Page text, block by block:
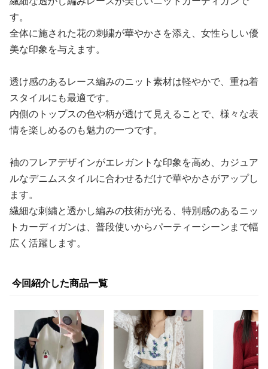
す。
全体に施された花の刺繍が華やかさを添え、女性らしい優
美な印象を与えます。
透け感のあるレース編みのニット素材は軽やかで、重ね着
スタイルにも最適です。
内側のトップスの色や柄が透けて見えることで、様々な表
情を楽しめるのも魅力の一つです。
袖のフレアデザインがエレガントな印象を高め、カジュア
ルなデニムスタイルに合わせるだけで華やかさがアップし
ます。
繊細な刺繍と透かし編みの技術が光る、特別感のあるニッ
トカーディガンは、普段使いからパーティーシーンまで幅
広く活躍します。
今回紹介した商品一覧